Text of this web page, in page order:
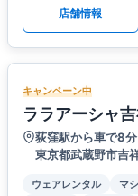
店舗情報
キャンペーン中
ララアーシャ
荻窪駅から車で8分
東京都武蔵野市吉
ウェアレンタル マ